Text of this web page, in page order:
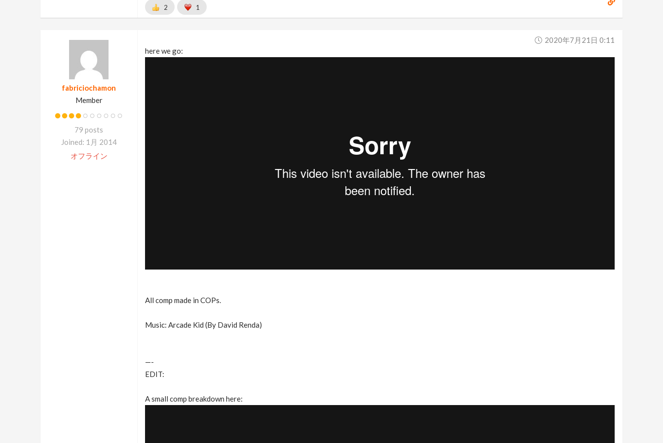
2 1
fabriciochamon
Member
79 posts
Joined: 1月 2014
オフライン
2020年7月21日 0:11
here we go:
All comp made in COPs.
Music: Arcade Kid (By David Renda)
—-
EDIT:
A small comp breakdown here: